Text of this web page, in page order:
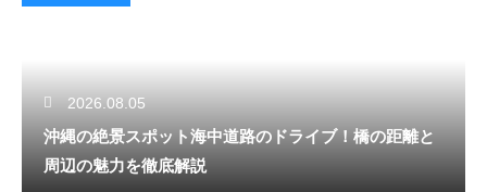
2026.08.05
沖縄の絶景スポット海中道路のドライブ！橋の距離と
周辺の魅力を徹底解説